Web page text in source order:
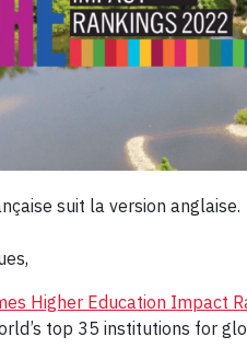
suit la version anglaise.
Higher Education Impact
top 35 institutions for